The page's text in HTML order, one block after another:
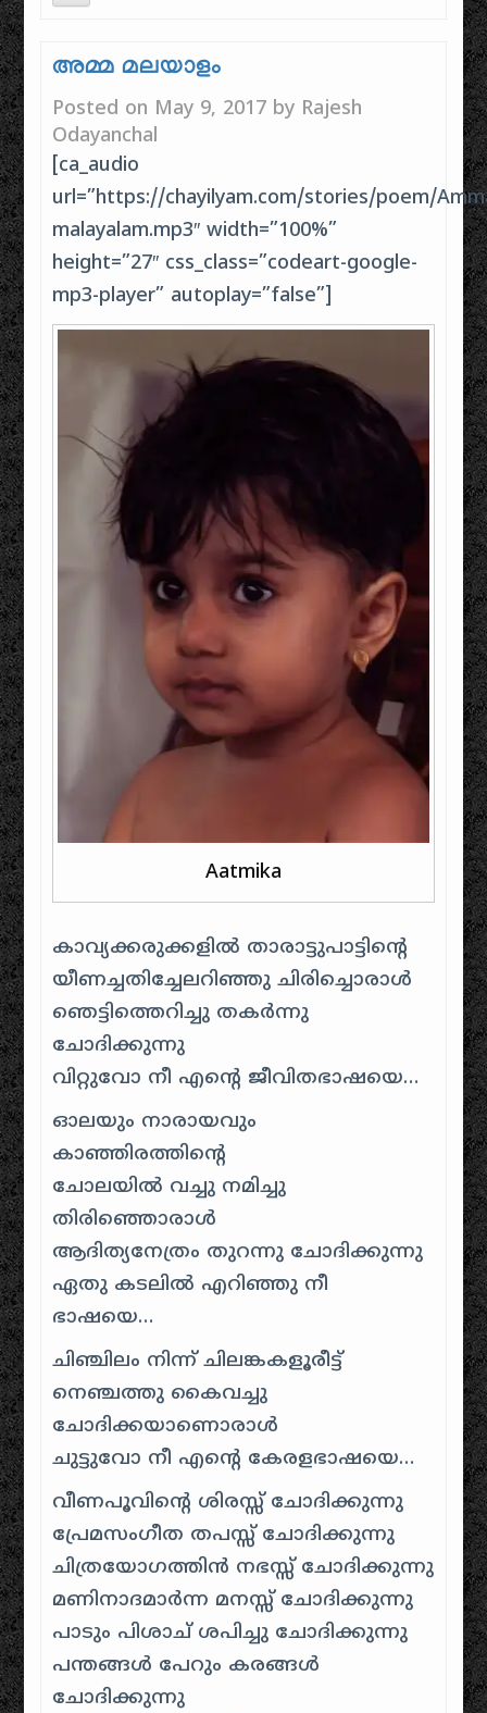
അമ്മ മലയാളം
Posted on May 9, 2017 by Rajesh
Odayanchal
[ca_audio
url=”https://chayilyam.com/stories/poem/
malayalam.mp3″ width=”100%”
height=”27″ css_class=”codeart-google-
mp3-player” autoplay=”false”]
Aatmika
കാവ്യക്കരുക്കളില്‍ താരാട്ടുപാട്ടിന്റെ
യീണച്ചതിച്ചേലറിഞ്ഞു ചിരിച്ചൊരാള്‍
ഞെട്ടിത്തെറിച്ചു തകര്‍ന്നു
ചോദിക്കുന്നു
വിറ്റുവോ നീ എന്റെ ജീവിതഭാഷയെ…
ഓലയും നാരായവും
കാഞ്ഞിരത്തിന്റെ
ചോലയില്‍ വച്ചു നമിച്ചു
തിരിഞ്ഞൊരാള്‍
ആദിത്യനേത്രം തുറന്നു ചോദിക്കുന്നു
ഏതു കടലില്‍ എറിഞ്ഞു നീ
ഭാഷയെ…
ചിഞ്ചിലം നിന്ന് ചിലങ്കകളൂരീട്ട്
നെഞ്ചത്തു കൈവച്ചു
ചോദിക്കയാണൊരാള്‍
ചുട്ടുവോ നീ എന്റെ കേരളഭാഷയെ…
വീണപൂവിന്റെ ശിരസ്സ്‌ ചോദിക്കുന്നു
പ്രേമസംഗീത തപസ്സ് ചോദിക്കുന്നു
ചിത്രയോഗത്തിന്‍ നഭസ്സ് ചോദിക്കുന്നു
മണിനാദമാര്‍ന്ന മനസ്സ് ചോദിക്കുന്നു
പാടും പിശാച് ശപിച്ചു ചോദിക്കുന്നു
പന്തങ്ങള്‍ പേറും കരങ്ങള്‍
ചോദിക്കുന്നു